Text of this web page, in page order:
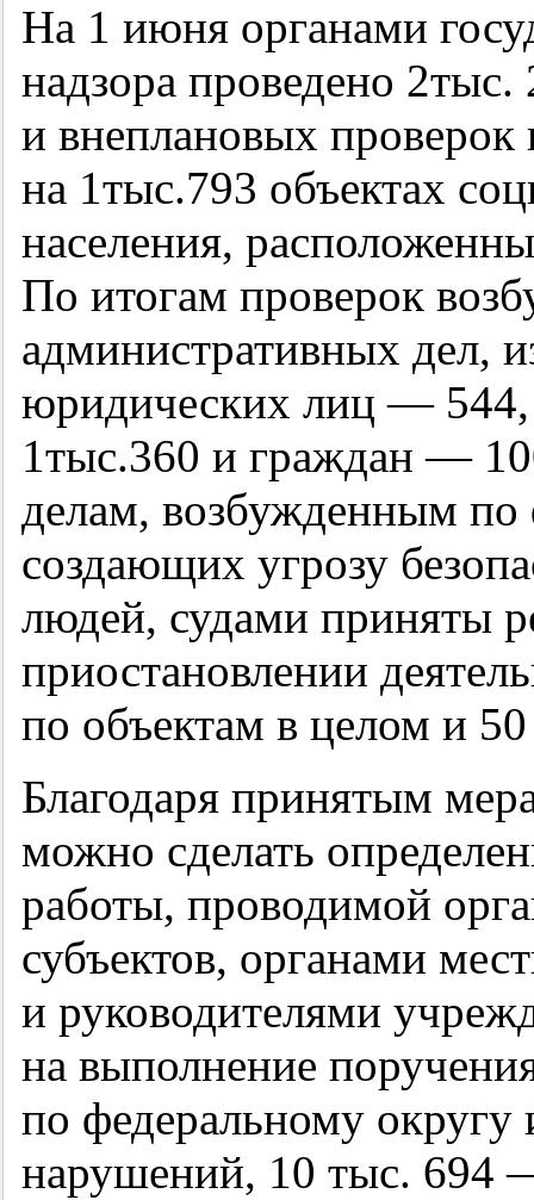
На 1 июня органами
надзора проведено
и внеплановых проверок
на 1тыс.793 объектах
населения,
По итогам проверок
административных дел,
юридических лиц —
1тыс.360 и граждан —
делам, возбужденным
создающих угрозу
людей, судами приняты
приостановлении
по объектам в целом и
Благодаря принятым
можно сделать
работы, проводимой
субъектов, органами
и руководителями
на выполнение
по федеральному
нарушений, 10 тыс. 694